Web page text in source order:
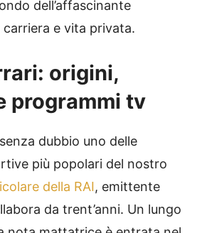
dell’affascinante
e vita privata.
origini,
programmi tv
dubbio uno delle
più popolari del nostro
della RAI, emittente
da trent’anni. Un lungo